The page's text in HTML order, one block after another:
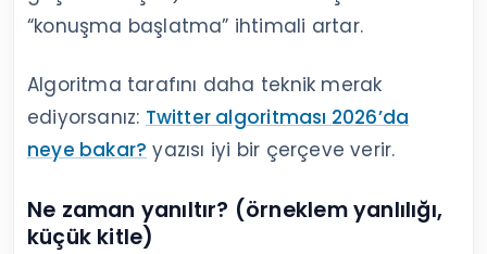
“konuşma başlatma” ihtimali artar.
Algoritma tarafını daha teknik merak
ediyorsanız: Twitter algoritması 2026’da
neye bakar? yazısı iyi bir çerçeve verir.
Ne zaman yanıltır? (örneklem yanlılığı,
küçük kitle)